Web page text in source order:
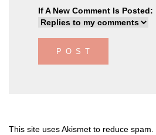
If A New Comment Is Posted:
This site uses Akismet to reduce spam.